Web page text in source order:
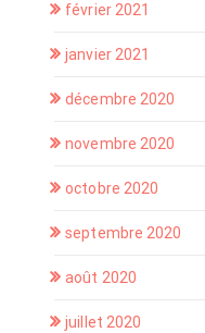
février 2021
janvier 2021
décembre 2020
novembre 2020
octobre 2020
septembre 2020
août 2020
juillet 2020